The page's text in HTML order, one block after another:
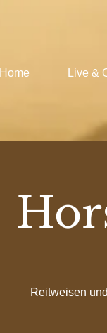
Home Live &
Reitweisen